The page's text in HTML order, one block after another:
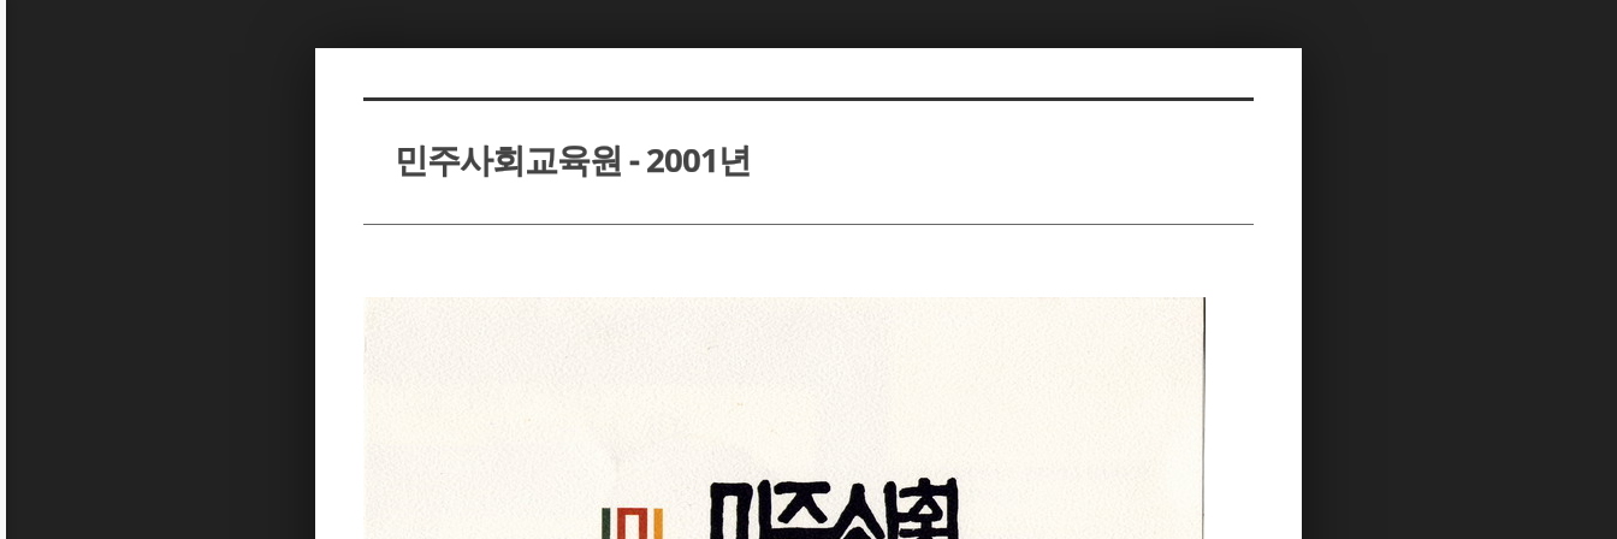
민주사회교육원 - 2001년
Sketchbook5, 스케치북5
Sketchbook5, 스케치북5
Sketchbook5, 스케치북5
Sketchbook5, 스케치북5